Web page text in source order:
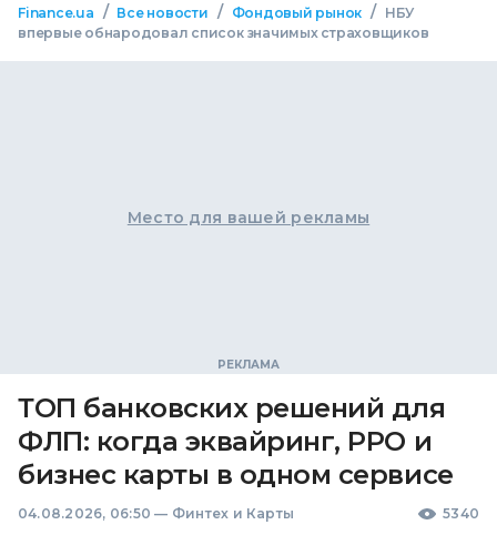
Finance.ua / Все новости / Фондовый рынок /
НБУ
впервые обнародовал список значимых страховщиков
Место для вашей рекламы
ТОП банковских решений для
ФЛП: когда эквайринг, РРО и
бизнес карты в одном сервисе
04.08.2026, 06:50 — Финтех и Карты 5340